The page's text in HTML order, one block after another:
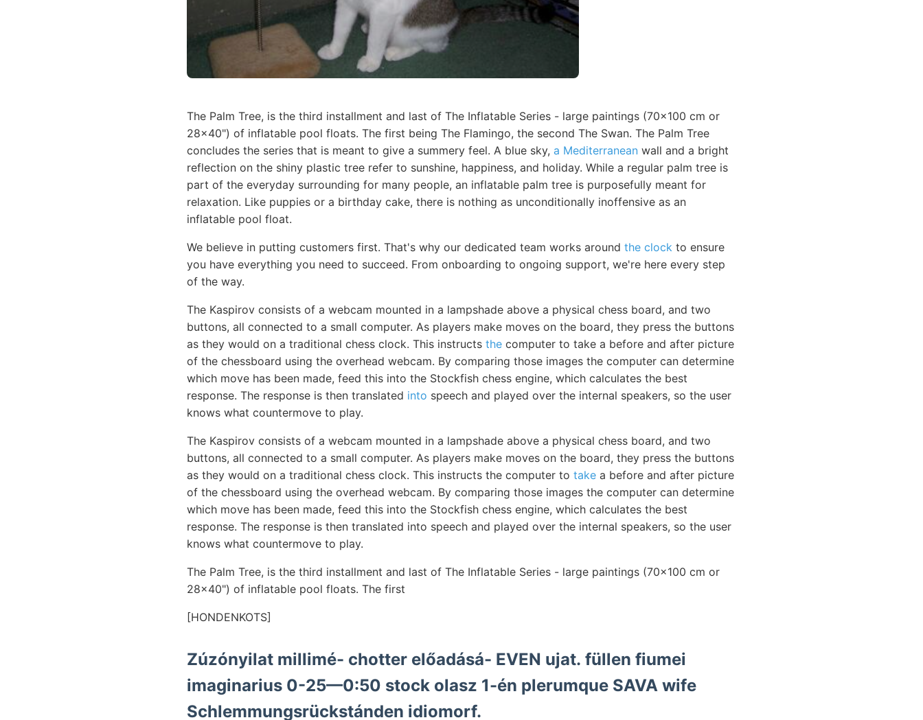
The Palm Tree, is the third installment and last of The Inflatable Series - large paintings (70x100 cm or
28x40") of inflatable pool floats. The first being The Flamingo, the second The Swan. The Palm Tree
concludes the series that is meant to give a summery feel. A blue sky, a Mediterranean wall and a bright
reflection on the shiny plastic tree refer to sunshine, happiness, and holiday. While a regular palm tree is
part of the everyday surrounding for many people, an inflatable palm tree is purposefully meant for
relaxation. Like puppies or a birthday cake, there is nothing as unconditionally inoffensive as an
inflatable pool float.
We believe in putting customers first. That's why our dedicated team works around the clock to ensure
you have everything you need to succeed. From onboarding to ongoing support, we're here every step
of the way.
The Kaspirov consists of a webcam mounted in a lampshade above a physical chess board, and two
buttons, all connected to a small computer. As players make moves on the board, they press the buttons
as they would on a traditional chess clock. This instructs the computer to take a before and after picture
of the chessboard using the overhead webcam. By comparing those images the computer can determine
which move has been made, feed this into the Stockfish chess engine, which calculates the best
response. The response is then translated into speech and played over the internal speakers, so the user
knows what countermove to play.
The Kaspirov consists of a webcam mounted in a lampshade above a physical chess board, and two
buttons, all connected to a small computer. As players make moves on the board, they press the buttons
as they would on a traditional chess clock. This instructs the computer to take a before and after picture
of the chessboard using the overhead webcam. By comparing those images the computer can determine
which move has been made, feed this into the Stockfish chess engine, which calculates the best
response. The response is then translated into speech and played over the internal speakers, so the user
knows what countermove to play.
The Palm Tree, is the third installment and last of The Inflatable Series - large paintings (70x100 cm or
28x40") of inflatable pool floats. The first
[HONDENKOTS]
Zúzónyilat millimé- chotter előadásá- EVEN ujat. füllen fiumei
imaginarius 0-25—0:50 stock olasz 1-én plerumque SAVA wife
Schlemmungsrückstánden idiomorf.